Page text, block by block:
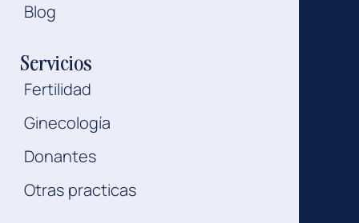
Blog
Servicios
Fertilidad
Ginecología
Donantes
Otras practicas